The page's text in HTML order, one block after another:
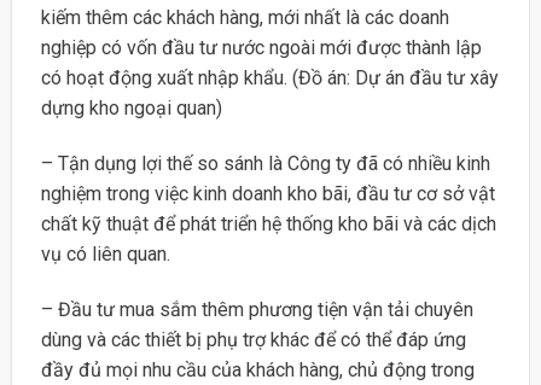
kiếm thêm các khách hàng, mới nhất là các doanh
nghiệp có vốn đầu tư nước ngoài mới được thành lập
có hoạt động xuất nhập khẩu. (Đồ án: Dự án đầu tư xây
dựng kho ngoại quan)
– Tận dụng lợi thế so sánh là Công ty đã có nhiều kinh
nghiệm trong việc kinh doanh kho bãi, đầu tư cơ sở vật
chất kỹ thuật để phát triển hệ thống kho bãi và các dịch
vụ có liên quan.
– Đầu tư mua sắm thêm phương tiện vận tải chuyên
dùng và các thiết bị phụ trợ khác để có thể đáp ứng
đầy đủ mọi nhu cầu của khách hàng, chủ động trong